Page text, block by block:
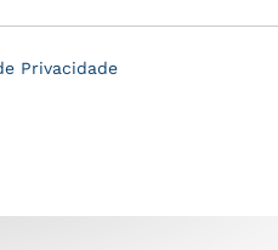
Privacidade